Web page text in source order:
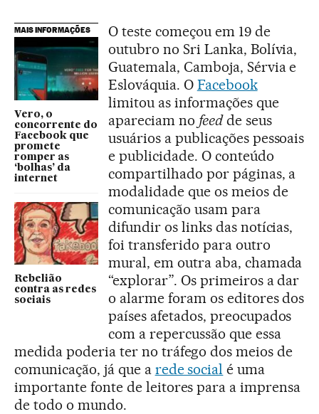
MAIS INFORMAÇÕES
Vero, o
concorrente do
Facebook que
promete
romper as
‘bolhas’ da
internet
Rebelião
contra as redes
sociais
O teste começou em 19 de
outubro no Sri Lanka, Bolívia,
Guatemala, Camboja, Sérvia e
Eslováquia. O Facebook
limitou as informações que
apareciam no feedde seus
usuários a publicações pessoais
e publicidade. O conteúdo
compartilhado por páginas, a
modalidade que os meios de
comunicação usam para
difundir os links das notícias,
foi transferido para outro
mural, em outra aba, chamada
“explorar”. Os primeiros a dar
o alarme foram os editores dos
países afetados, preocupados
com a repercussão que essa
medida poderia ter no tráfego dos meios de
comunicação, já que a rede social é uma
importante fonte de leitores para a imprensa
de todo o mundo.